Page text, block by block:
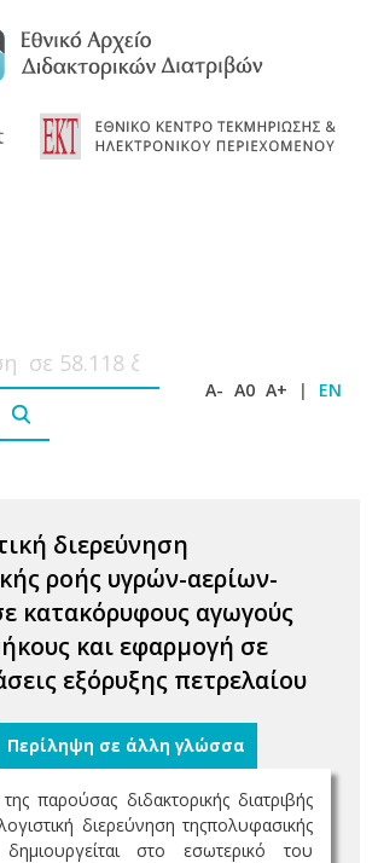
A- A0 A+ | EN
διερεύνηση
ροής υγρών-αερίων-
κατακόρυφους αγωγούς
και εφαρμογή σε
εξόρυξης πετρελαίου
Περίληψη σε άλλη γλώσσα
της παρούσας διδακτορικής διατριβής
διερεύνηση τηςπολυφασικής
στο εσωτερικό του